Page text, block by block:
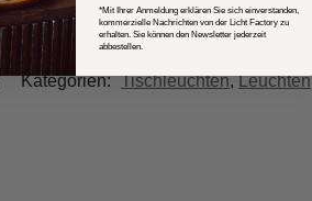
Kategorien: Tischleuchten,Leuchten
*Mit Ihrer Anmeldung erklären Sie sich einverstanden,
kommerzielle Nachrichten von der Licht Factory zu
erhalten. Sie können den Newsletter jederzeit
abbestellen.